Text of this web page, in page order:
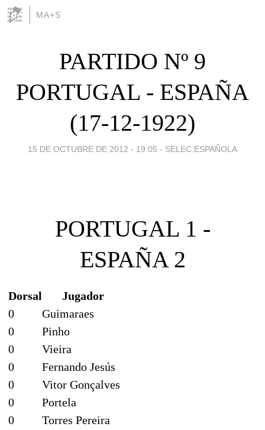
MA+S
PARTIDO Nº 9
PORTUGAL - ESPAÑA
(17-12-1922)
15 DE OCTUBRE DE 2012 - 19:05 - SELEC.ESPAÑOLA
PORTUGAL 1 -
ESPAÑA 2
Dorsal
Jugador
0
Guimaraes
0
Pinho
0
Vieira
0
Fernando Jesús
0
Vitor Gonçalves
0
Portela
0
Torres Pereira